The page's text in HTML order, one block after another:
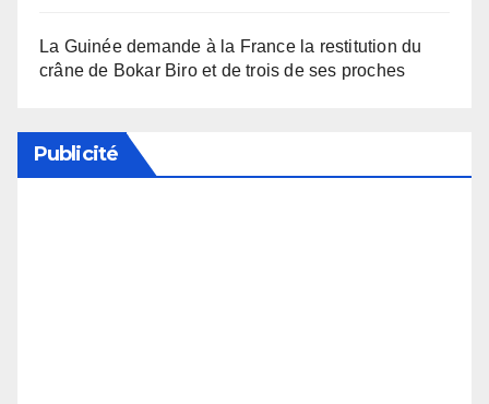
La Guinée demande à la France la restitution du
crâne de Bokar Biro et de trois de ses proches
Publicité